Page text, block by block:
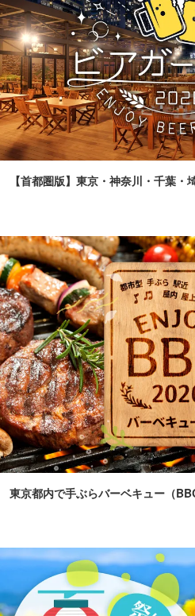
【首都圏版】東京・神奈川・千葉
東京都内で手ぶらバーベキュー（